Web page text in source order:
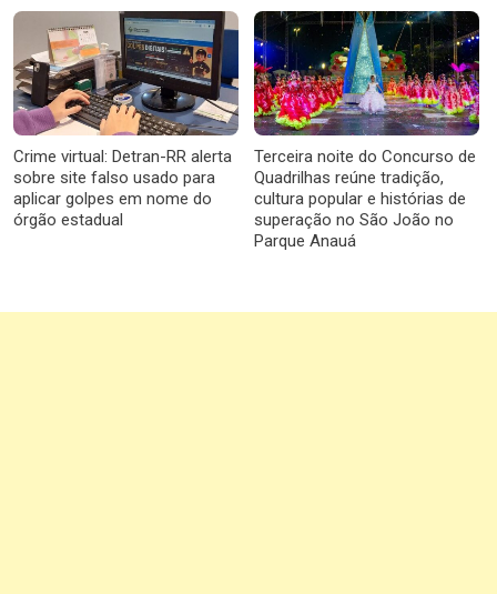
Crime virtual: Detran-RR alerta
sobre site falso usado para
aplicar golpes em nome do
órgão estadual
Terceira noite do Concurso de
Quadrilhas reúne tradição,
cultura popular e histórias de
superação no São João no
Parque Anauá